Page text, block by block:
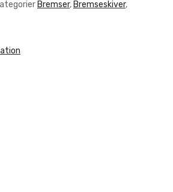
Bremser, Bremseskiver,